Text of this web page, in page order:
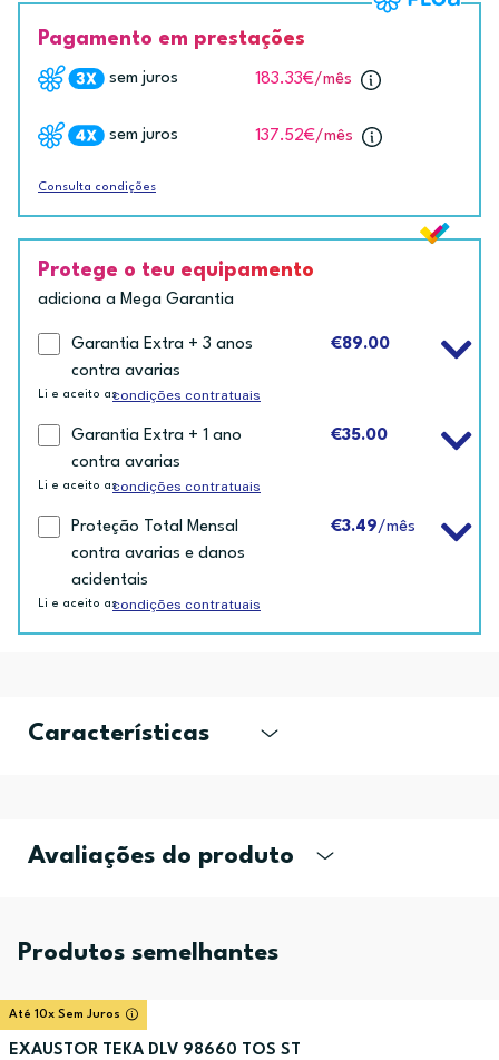
Pagamento em prestações
sem juros 183.33€/mês
sem juros 137.52€/mês
Consulta condições
Protege o teu equipamento
adiciona a Mega Garantia
Garantia Extra + 3 anos
contra avarias
€89.00
Li e aceito ascondições contratuais
Garantia Extra + 1 ano
contra avarias
€35.00
Li e aceito ascondições contratuais
Proteção Total Mensal
contra avarias e danos
acidentais
€3.49/mês
Li e aceito ascondições contratuais
Características
Avaliações do produto
Produtos semelhantes
Até 10x Sem Juros
EXAUSTOR TEKA DLV 98660 TOS ST